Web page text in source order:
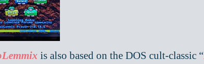
is also based on the DOS cult-classic “